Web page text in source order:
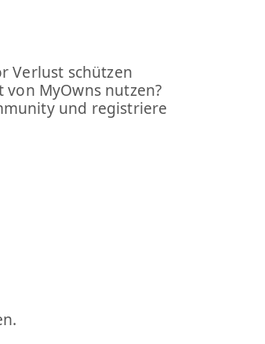
Verlust schützen
MyOwns nutzen?
und registriere